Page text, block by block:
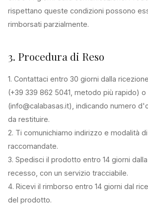
rispettano queste condizioni possono
rimborsati parzialmente.
3. Procedura di Reso
1. Contattaci entro 30 giorni dalla
(+39 339 862 5041, metodo più rapido) o
(info@calabasas.it), indicando numero
da restituire.
2. Ti comunichiamo indirizzo e modalità
raccomandate.
3. Spedisci il prodotto entro 14 giorni
recesso, con un servizio tracciabile.
4. Ricevi il rimborso entro 14 giorni dal
del prodotto.